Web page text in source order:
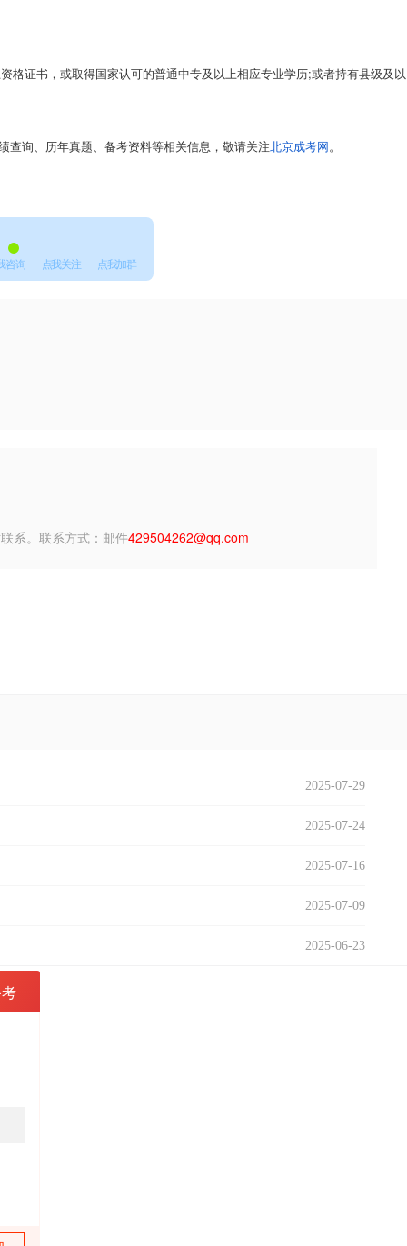
证书，或取得国家认可的普通中专及以上相应专业学历;或者持有县级及以
询、历年真题、备考资料等相关信息，敬请关注北京成考网。
咨询 点我关注 点我加群
系。联系方式：邮件429504262@qq.com
2025-07-29
2025-07-24
2025-07-16
2025-07-09
2025-06-23